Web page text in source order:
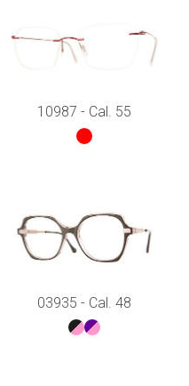
10987 - Cal. 55
03935 - Cal. 48